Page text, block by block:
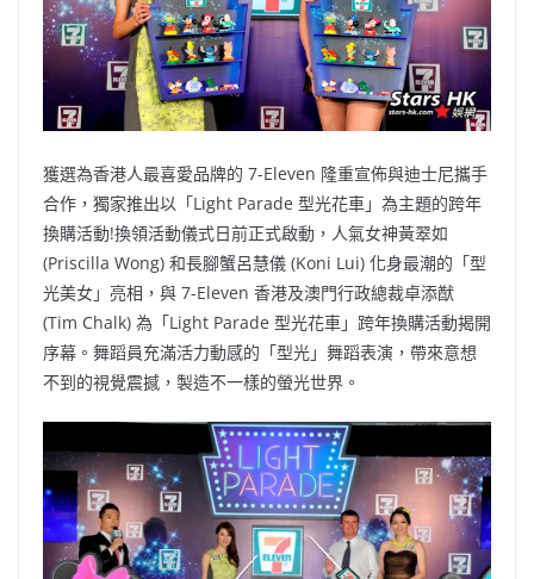
獲選為香港人最喜愛品牌的 7-Eleven 隆重宣佈與迪士尼攜手
合作，獨家推出以「Light Parade 型光花車」為主題的跨年
換購活動!換領活動儀式日前正式啟動，人氣女神黃翠如
(Priscilla Wong) 和長腳蟹呂慧儀 (Koni Lui) 化身最潮的「型
光美女」亮相，與 7-Eleven 香港及澳門行政總裁卓添猷
(Tim Chalk) 為「Light Parade 型光花車」跨年換購活動揭開
序幕。舞蹈員充滿活力動感的「型光」舞蹈表演，帶來意想
不到的視覺震撼，製造不一樣的螢光世界。